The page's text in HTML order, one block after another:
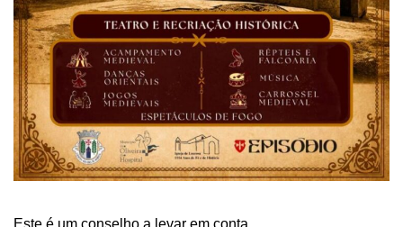
Este é um conselho a levar em conta